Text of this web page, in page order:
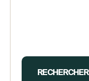
RECHERCHER